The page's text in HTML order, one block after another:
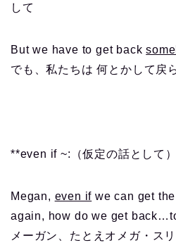
して
But we have to get back
でも、私たちは 何とかして戻
**even if ~:（仮定の話として
Megan, even if we can get
again, how do we get
メーガン、たとえオメガ・ス